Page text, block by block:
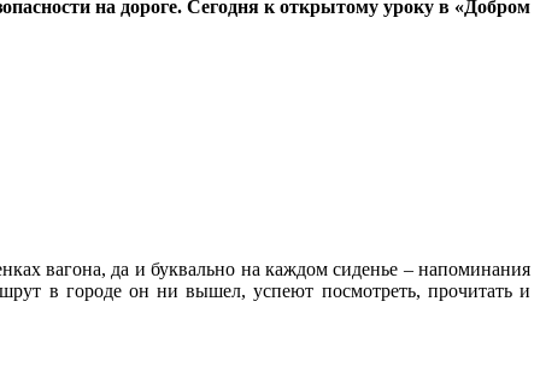
на дороге. Сегодня к открытому уроку в «Добром
вагона, да и буквально на каждом сиденье – напоминания
в городе он ни вышел, успеют посмотреть, прочитать и